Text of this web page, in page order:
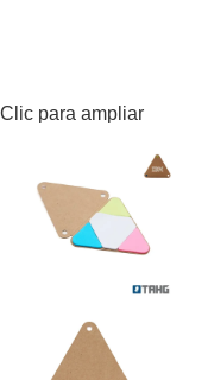
Clic para ampliar